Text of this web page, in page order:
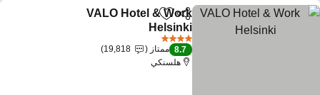
مشاركةAdd to favorites
VALO Hotel & Work
Helsinki
8.7 ممتاز
19,818
هلسنكي